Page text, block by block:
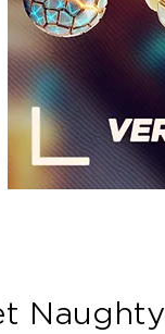
Naughty